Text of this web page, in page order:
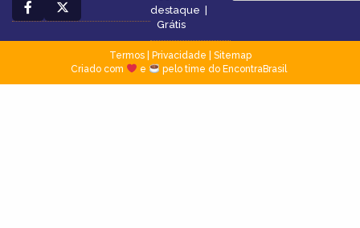
destaque |
Grátis
Termos| Privacidade
Sitemap
Criado com
e pelo time do EncontraBrasil